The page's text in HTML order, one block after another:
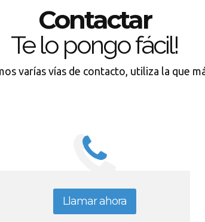
Contactar
Te lo pongo fácil!
varías vías de contacto, utiliza la que
Llamar ahora